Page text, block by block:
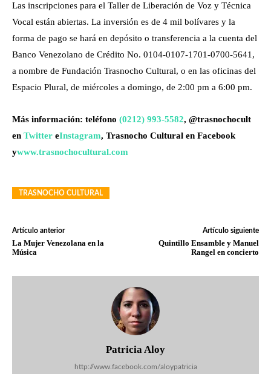
Las inscripciones para el Taller de Liberación de Voz y Técnica
Vocal están abiertas. La inversión es de 4 mil bolívares y la
forma de pago se hará en depósito o transferencia a la cuenta del
Banco Venezolano de Crédito No. 0104-0107-1701-0700-5641,
a nombre de Fundación Trasnocho Cultural, o en las oficinas del
Espacio Plural, de miércoles a domingo, de 2:00 pm a 6:00 pm.
Más información: teléfono (0212) 993-5582, @trasnochocult
en Twitter eInstagram, Trasnocho Cultural en Facebook
ywww.trasnochocultural.com
TRASNOCHO CULTURAL
Artículo anterior
La Mujer Venezolana en la
Música
Artículo siguiente
Quintillo Ensamble y Manuel
Rangel en concierto
Patricia Aloy
http://www.facebook.com/aloypatricia